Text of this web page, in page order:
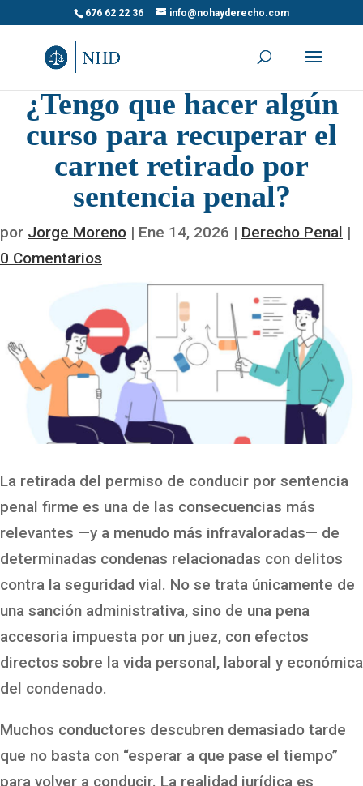
676 62 22 36 info@nohayderecho.com
¿Tengo que hacer algún
curso para recuperar el
carnet retirado por
sentencia penal?
por Jorge Moreno | Ene 14, 2026 | Derecho Penal |
0 Comentarios
La retirada del permiso de conducir por sentencia
penal firme es una de las consecuencias más
relevantes —y a menudo más infravaloradas— de
determinadas condenas relacionadas con delitos
contra la seguridad vial. No se trata únicamente de
una sanción administrativa, sino de una pena
accesoria impuesta por un juez, con efectos
directos sobre la vida personal, laboral y económica
del condenado.
Muchos conductores descubren demasiado tarde
que no basta con “esperar a que pase el tiempo”
para volver a conducir. La realidad jurídica es